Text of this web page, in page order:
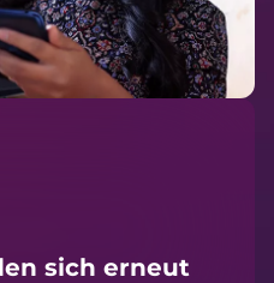
sich erneut